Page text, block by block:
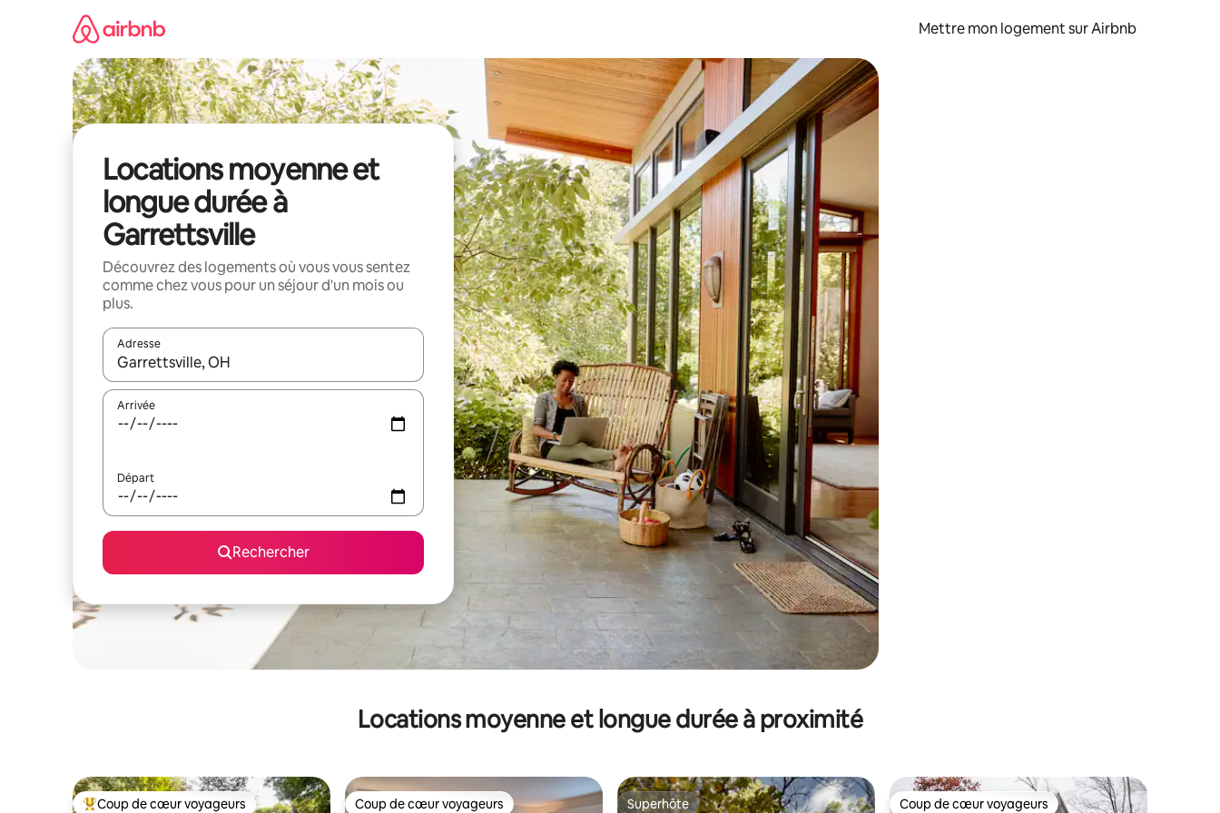
Mettre mon logement sur Airbnb
Locations moyenne et
longue durée à
Garrettsville
Découvrez des logements où vous vous sentez
comme chez vous pour un séjour d'un mois ou
plus.
Adresse
Lorsque les résultats s'affichent, utilisez les flèches vers le haut et vers le bas pour les parcourir ou en appuyant et en faisant glisser.
Arrivée
Départ
Rechercher
Locations moyenne et longue durée à proximité
Coup de cœur voyageurs Coup de cœur voyageurs Superhôte Coup de cœur voyageurs